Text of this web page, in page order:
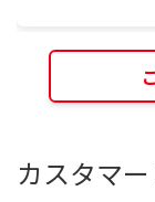
カスタマ